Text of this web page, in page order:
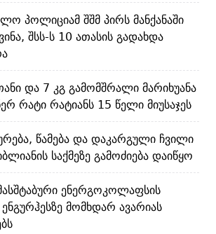
პოლიციამ შშმ პირს მანქანაში
შსს-ს 10 ათასის გადახდა
და 7 კგ გამომშრალი მარიხუანა
რატი რატიანს 15 წელი მიუსაჯეს
წამება და დაკარგული ჩვილი
საქმეზე გამოძიება დაიწყო
ენერგოკოლაფსის
მომხდარ ავარიას